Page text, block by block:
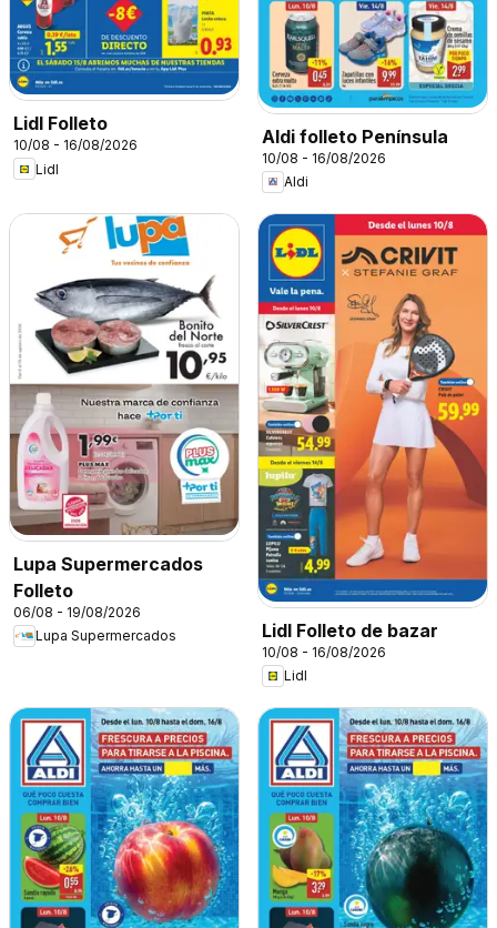
Lidl Folleto
10/08 - 16/08/2026
Lidl
Aldi folleto Península
10/08 - 16/08/2026
Aldi
Lupa Supermercados
Folleto
06/08 - 19/08/2026
Lupa Supermercados
Lidl Folleto de bazar
10/08 - 16/08/2026
Lidl